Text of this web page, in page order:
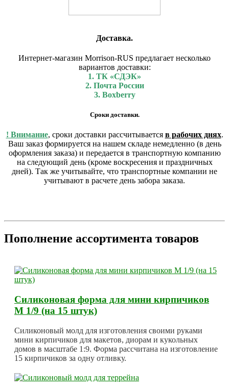
Доставка.
Интернет-магазин Morrison-RUS предлагает несколько
вариантов доставки:
1. ТК «СДЭК»
2. Почта России
3. Boxberry
Сроки доставки.
! Внимание, сроки доставки рассчитывается в рабочих днях.
Ваш заказ формируется на нашем складе немедленно (в день
оформления заказа) и передается в транспортную компанию
на следующий день (кроме воскресения и праздничных
дней). Так же учитывайте, что транспортные компании не
учитывают в расчете день забора заказа.
Пополнение ассортимента товаров
Силиконовая форма для мини кирпичиков
М 1/9 (на 15 штук)
Силиконовый молд для изготовления своими руками
мини кирпичиков для макетов, диорам и кукольных
домов в масштабе 1:9. Форма рассчитана на изготовление
15 кирпичиков за одну отливку.